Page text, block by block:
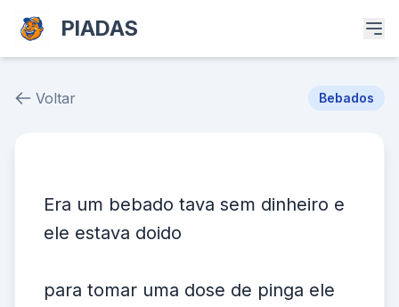
PIADAS
Voltar Bebados
Era um bebado tava sem dinheiro e
ele estava doido
para tomar uma dose de pinga ele